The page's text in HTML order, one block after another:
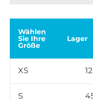
Wählen
Sie Ihre
Größe
Lager
XS 12
S